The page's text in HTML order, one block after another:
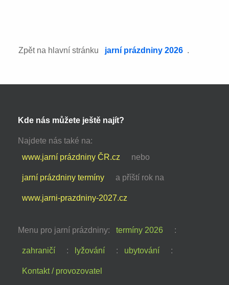
Zpět na hlavní stránku jarní prázdniny 2026 .
Kde nás můžete ještě najít?
Najdete nás také na:
www.jarní prázdniny ČR.cz
nebo
jarní prázdniny termíny a příští rok na
www.jarni-prazdniny-2027.cz
Menu pro jarní prázdniny: termíny 2026 :
zahraničí : lyžování : ubytování :
Kontakt / provozovatel